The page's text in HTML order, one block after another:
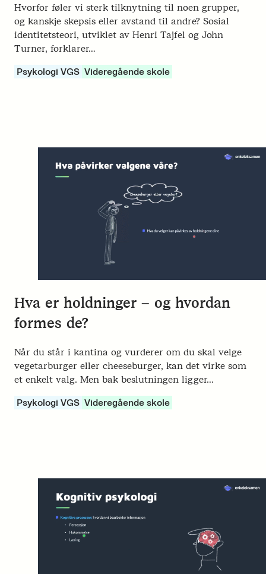
Hvorfor føler vi sterk tilknytning til noen grupper,
og kanskje skepsis eller avstand til andre? Sosial
identitetsteori, utviklet av Henri Tajfel og John
Turner, forklarer…
Psykologi VGS Videregående skole
Hva er holdninger – og hvordan
formes de?
Når du står i kantina og vurderer om du skal velge
vegetarburger eller cheeseburger, kan det virke som
et enkelt valg. Men bak beslutningen ligger…
Psykologi VGS Videregående skole